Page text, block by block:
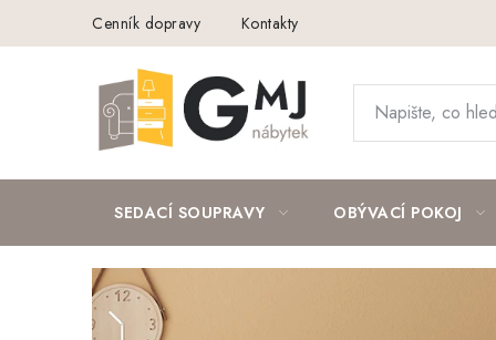
Cenník dopravy Kontakty
SEDACÍ SOUPRAVY OBÝVACÍ POKOJ
V